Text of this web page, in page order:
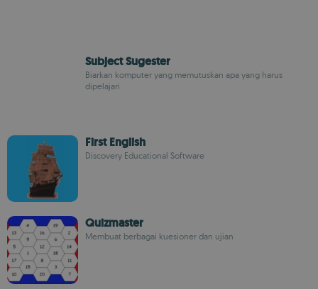
Subject Sugester
Biarkan komputer yang memutuskan apa yang harus
dipelajari
First English
Discovery Educational Software
Quizmaster
Membuat berbagai kuesioner dan ujian